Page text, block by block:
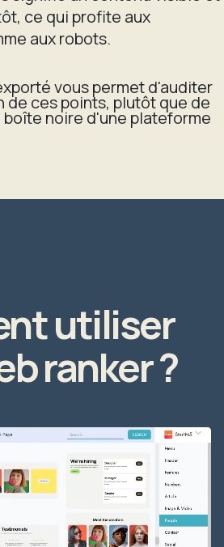
ce qui profite aux
aux robots.
vous permet d'auditer
de ces points, plutôt que de
noire d'une plateforme
utiliser
ranker ?